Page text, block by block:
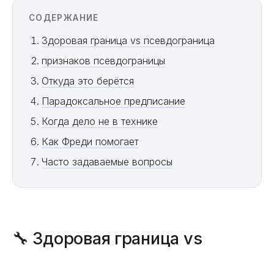
СОДЕРЖАНИЕ
Здоровая граница vs псевдограница
признаков псевдограницы
Откуда это берётся
Парадоксальное предписание
Когда дело не в технике
Как Фреди помогает
Часто задаваемые вопросы
🔧 Здоровая граница vs